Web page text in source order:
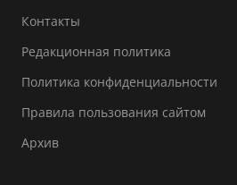
Контакты
Редакционная политика
Политика конфиденциальности
Правила пользования сайтом
Архив